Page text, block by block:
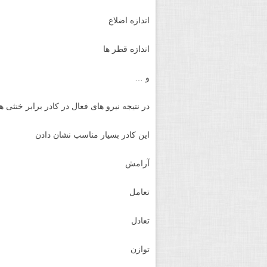
اندازه اضلاع
اندازه قطر ها
و …
در نتیجه نیرو های فعال در کادر برابر
این کادر بسیار مناسب نشان دادن
آرامش
تعامل
تعادل
توازن